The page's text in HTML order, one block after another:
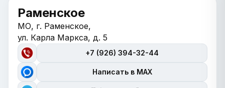
Раменское
МО, г. Раменское,
ул. Карла Маркса, д. 5
+7 (926) 394-32-44
Написать в MAX